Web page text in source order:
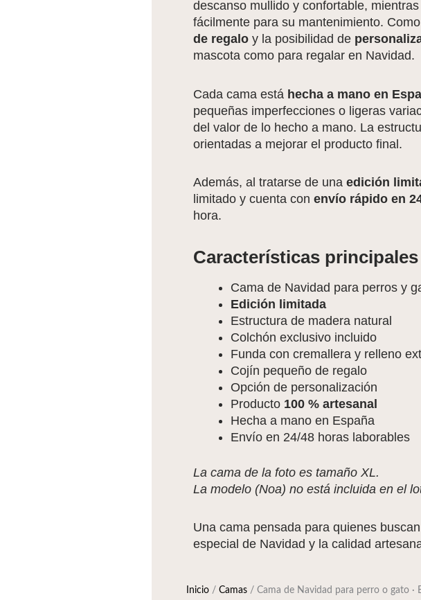
descanso mullido y confortable,
fácilmente para su mantenimiento.
de regaloy la posibilidad de
mascota como para regalar en Navidad.
Cada cama está hecha a mano en
pequeñas imperfecciones o ligeras
del valor de lo hecho a mano. La
orientadas a mejorar el producto final.
Además, al tratarse de una edición
limitado y cuenta con envío rápido en
hora.
Características principales
Cama de Navidad para perros y
Edición limitada
Estructura de madera natural
Colchón exclusivo incluido
Funda con cremallera y relleno
Cojín pequeño de regalo
Opción de personalización
Producto 100 % artesanal
Hecha a mano en España
Envío en 24/48 horas laborables
La cama de la foto es tamaño XL.
La modelo (Noa) no está incluida en el
Una cama pensada para quienes buscan
especial de Navidad y la calidad
Inicio/ Camas/ Cama de Navidad para perro o gato ·